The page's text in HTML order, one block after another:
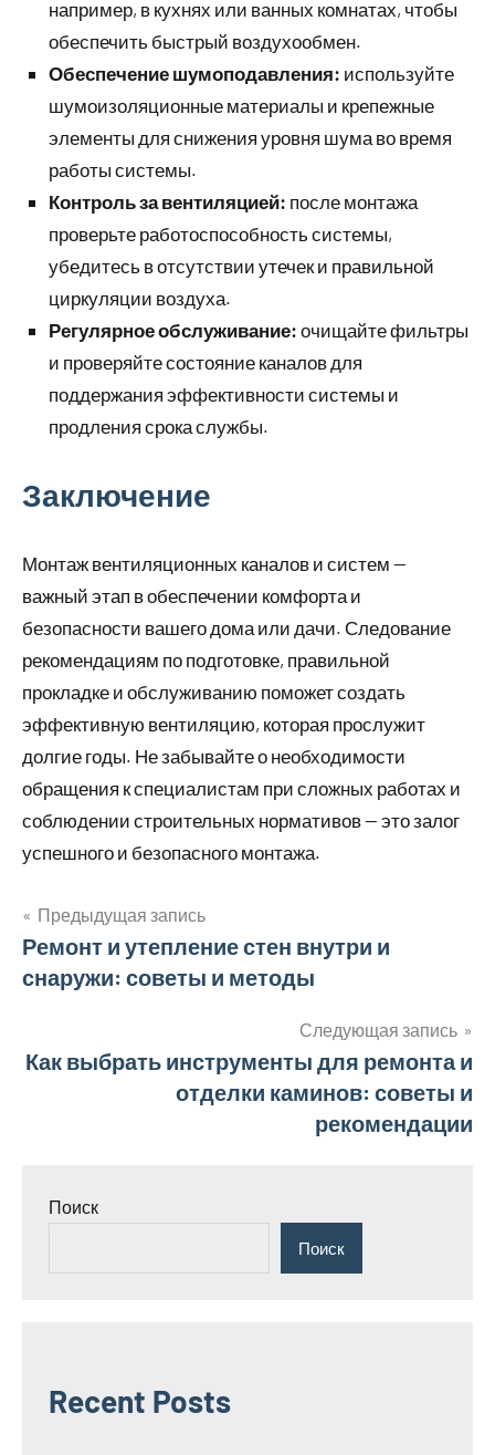
например, в кухнях или ванных комнатах, чтобы
обеспечить быстрый воздухообмен.
Обеспечение шумоподавления: используйте
шумоизоляционные материалы и крепежные
элементы для снижения уровня шума во время
работы системы.
Контроль за вентиляцией: после монтажа
проверьте работоспособность системы,
убедитесь в отсутствии утечек и правильной
циркуляции воздуха.
Регулярное обслуживание: очищайте фильтры
и проверяйте состояние каналов для
поддержания эффективности системы и
продления срока службы.
Заключение
Монтаж вентиляционных каналов и систем —
важный этап в обеспечении комфорта и
безопасности вашего дома или дачи. Следование
рекомендациям по подготовке, правильной
прокладке и обслуживанию поможет создать
эффективную вентиляцию, которая прослужит
долгие годы. Не забывайте о необходимости
обращения к специалистам при сложных работах и
соблюдении строительных нормативов — это залог
успешного и безопасного монтажа.
Навигация
по
Предыдущая запись
Ремонт и утепление стен внутри и
снаружи: советы и методы
Следующая запись
Как выбрать инструменты для ремонта и
отделки каминов: советы и
рекомендации
Поиск
Поиск
Recent Posts